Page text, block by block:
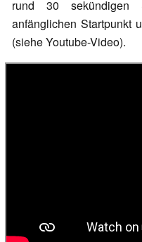
rund 30 sekündigen
anfänglichen Startpunkt
(siehe Youtube-Video).